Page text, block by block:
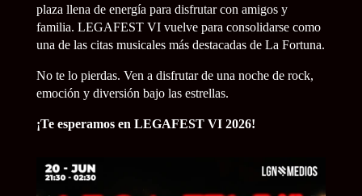
plaza llena de energía para disfrutar con amigos y
familia. LEGAFEST VI vuelve para consolidarse como
una de las citas musicales más destacadas de La Fortuna.
No te lo pierdas. Ven a disfrutar de una noche de rock,
emoción y diversión bajo las estrellas.
¡Te esperamos en LEGAFEST VI 2026!